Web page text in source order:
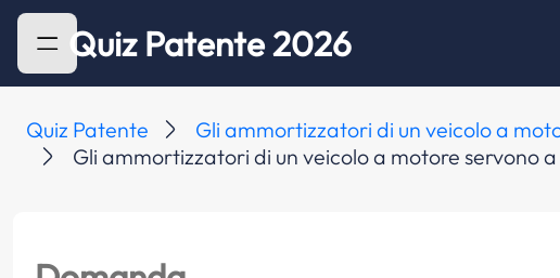
Quiz Patente 2026
Quiz Patente
Gli ammortizzatori di un veicolo a
Gli ammortizzatori di un veicolo a motore servono